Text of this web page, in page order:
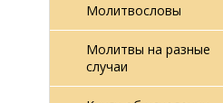
Молитвословы
Молитвы на разные
случаи